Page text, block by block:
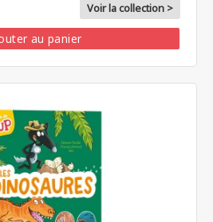
Voir la collection >
au panier